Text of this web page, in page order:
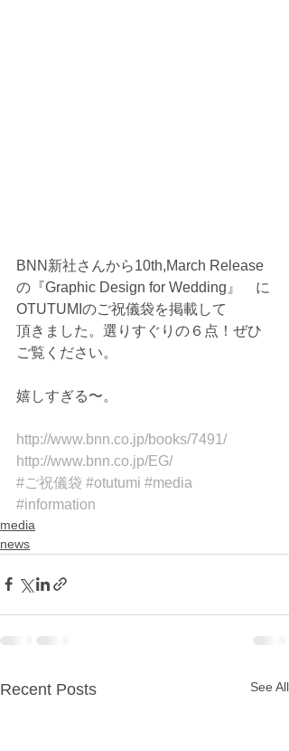
BNN新社さんから10th,March Release
の『Graphic Design for Wedding』　に
OTUTUMIのご祝儀袋を掲載して
頂きました。選りすぐりの６点！ぜひ
ご覧ください。
嬉しすぎる〜。
http://www.bnn.co.jp/books/7491/
http://www.bnn.co.jp/EG/
#ご祝儀袋 #otutumi #media
#information
media
news
Recent Posts See All